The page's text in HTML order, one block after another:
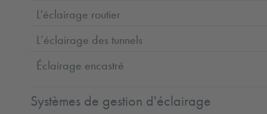
L'éclairage routier
L’éclairage des tunnels
Éclairage encastré
Systèmes de gestion d'éclairage